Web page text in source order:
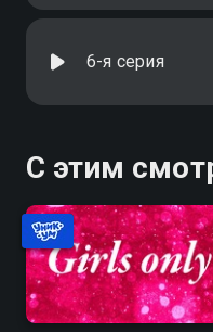
6-я серия
С этим